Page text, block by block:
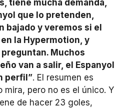
tiene mucha demanda,
que lo pretenden,
bajado y veremos si el
la Hypermotion, y
Muchos
van a salir, el Espanyol
perfil”. El resumen es
mira, pero no es el único. Y
de hacer 23 goles,